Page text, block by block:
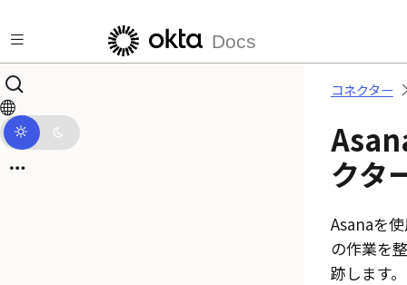
Docs
コネクター
クタ
Asanaを
の作業を
跡します。